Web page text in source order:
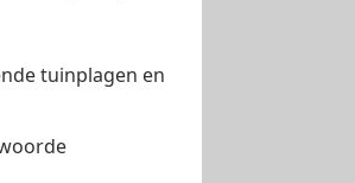
tuinplagen en